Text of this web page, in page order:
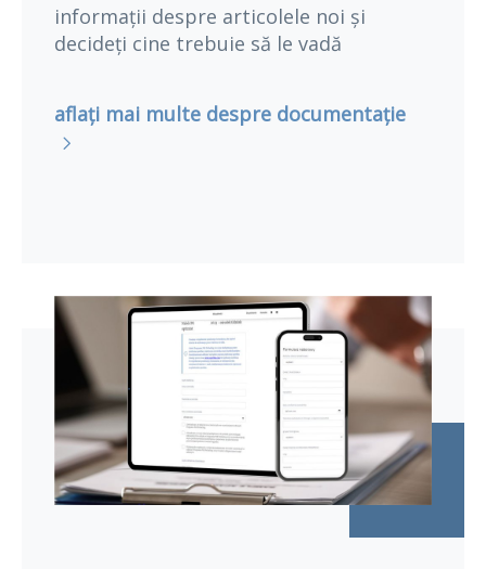
informații despre articolele noi și
decideți cine trebuie să le vadă
aflați mai multe despre documentație